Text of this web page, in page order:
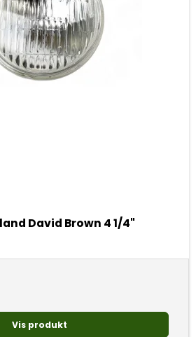
David Brown 4 1/4"
Vis produkt